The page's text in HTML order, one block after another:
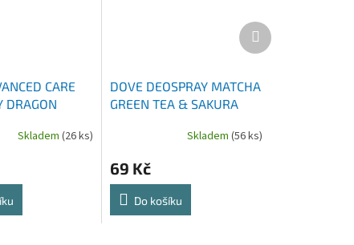
CARE
DRAGON
Skladem(26 ks)
DOVE DEOSPRAY MATCHA
GREEN TEA & SAKURA
Skladem (56 ks)
69 Kč
Do košíku
Další
produkt